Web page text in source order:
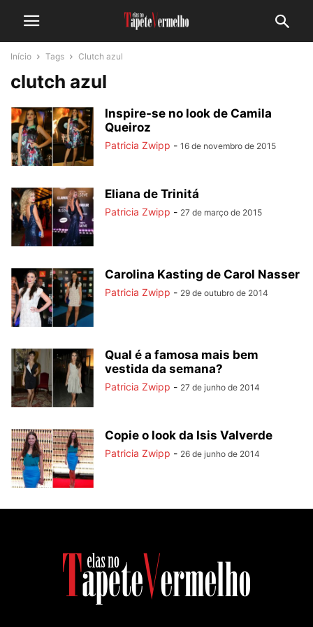
Início Tags Clutch azul
clutch azul
Inspire-se no look de Camila
Queiroz
Patricia Zwipp - 16 de novembro de 2015
Eliana de Trinitá
Patricia Zwipp - 27 de março de 2015
Carolina Kasting de Carol Nasser
Patricia Zwipp - 29 de outubro de 2014
Qual é a famosa mais bem
vestida da semana?
Patricia Zwipp - 27 de junho de 2014
Copie o look da Isis Valverde
Patricia Zwipp - 26 de junho de 2014